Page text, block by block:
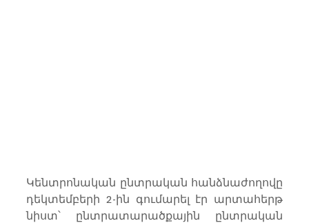
Կենտրոնական ընտրական հանձնաժողովը
դեկտեմբերի 2-ին գումարել էր արտահերթ
նիստ՝ ընտրատարածքային ընտրական